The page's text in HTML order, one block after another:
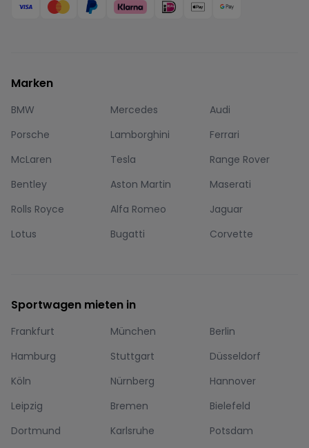
Marken
BMW Mercedes
Audi
Porsche
Lamborghini
Ferrari
McLaren
Tesla
Range Rover
Bentley
Aston Martin
Maserati
Rolls Royce
Alfa Romeo
Jaguar
Lotus
Bugatti Corvette
Sportwagen mieten in
Frankfurt München
Berlin
Hamburg
Stuttgart
Düsseldorf
Köln
Nürnberg
Hannover
Leipzig
Bremen
Bielefeld
Dortmund
Karlsruhe
Potsdam